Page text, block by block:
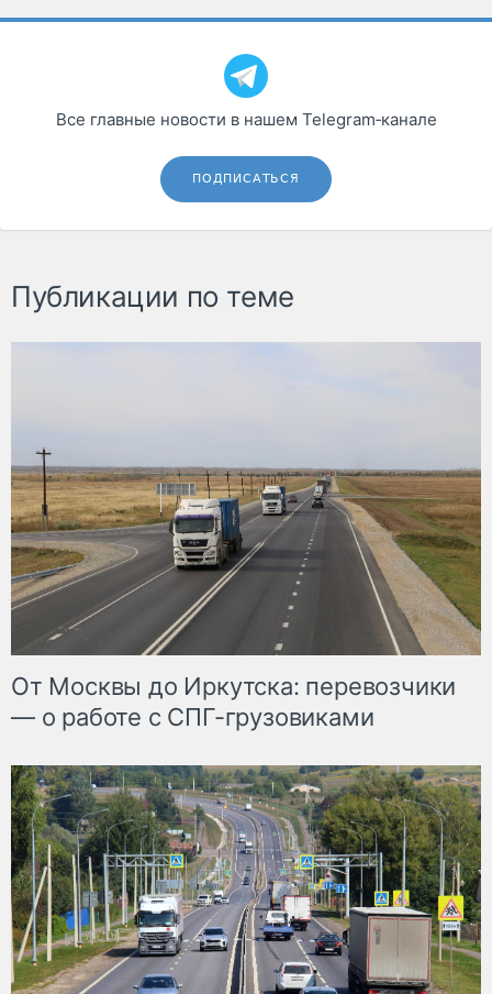
Все главные новости в нашем Telegram‑канале
ПОДПИСАТЬСЯ
Публикации по теме
От Москвы до Иркутска: перевозчики
— о работе с СПГ-грузовиками